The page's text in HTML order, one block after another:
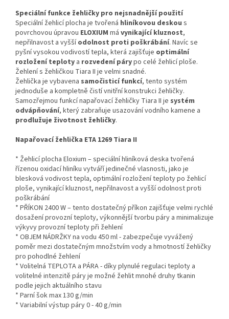
Speciální funkce žehličky pro nejsnadnější použití
Speciální žehlicí plocha je tvořená hliníkovou deskou s
povrchovou úpravou ELOXIUM má vynikající kluznost,
nepřilnavost a vyššíodolnost proti poškrábání. Navíc se
pyšní vysokou vodivostí tepla, která zajišťuje optimální
rozložení teploty a rozvedení párypo celé žehlicí ploše.
Žehlení s žehličkou Tiara II je velmi snadné.
Žehlička je vybavena samočisticí funkcí, tento systém
jednoduše a kompletně čistí vnitřní konstrukci žehličky.
Samozřejmou funkcí napařovací žehličky Tiara II je systém
odvápňování, který zabraňuje usazování vodního kamene a
prodlužuje životnost žehličky.
Napařovací žehlička ETA 1269 Tiara II
* Žehlicí plocha Eloxium – speciální hliníková deska tvořená
řízenou oxidací hliníku vytváří jedinečné vlasnosti, jako je
blesková vodivost tepla, optimální rozložení teploty po žehlicí
ploše, vynikající kluznost, nepřilnavost a vyšší odolnost proti
poškrábání
* PŘÍKON 2400 W – tento dostatečný příkon zajišťuje velmi rychlé
dosažení provozní teploty, výkonnější tvorbu páry a minimalizuje
výkyvy provozní teploty při žehlení
* OBJEM NÁDRŽKY na vodu 450 ml - zabezpečuje vyvážený
poměr mezi dostatečným množstvím vody a hmotností žehličky
pro pohodlné žehlení
* Volitelná TEPLOTA a PÁRA - díky plynulé regulaci teploty a
volitelné intenzitě páry je možné žehlit mnohé druhy tkanin
podle jejich aktuálního stavu
* Parní šok max 130 g/min
* Variabilní výstup páry 0 - 40 g/min